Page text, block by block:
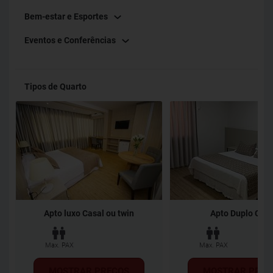
Bem-estar e Esportes
Eventos e Conferências
Tipos de Quarto
Apto luxo Casal ou twin
Max. PAX
Apto Duplo
Max. PAX